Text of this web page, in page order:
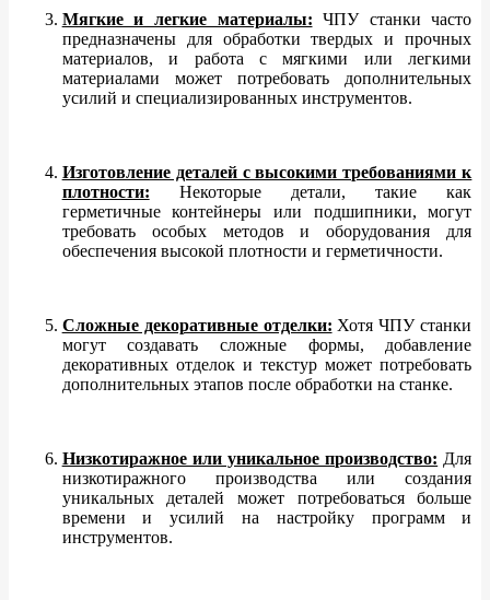
Мягкие и легкие материалы: ЧПУ станки часто
предназначены для обработки твердых и прочных
материалов, и работа с мягкими или легкими
материалами может потребовать дополнительных
усилий и специализированных инструментов.
Изготовление деталей с высокими требованиями к
плотности: Некоторые детали, такие как
герметичные контейнеры или подшипники, могут
требовать особых методов и оборудования для
обеспечения высокой плотности и герметичности.
Сложные декоративные отделки: Хотя ЧПУ станки
могут создавать сложные формы, добавление
декоративных отделок и текстур может потребовать
дополнительных этапов после обработки на станке.
Низкотиражное или уникальное производство: Для
низкотиражного производства или создания
уникальных деталей может потребоваться больше
времени и усилий на настройку программ и
инструментов.